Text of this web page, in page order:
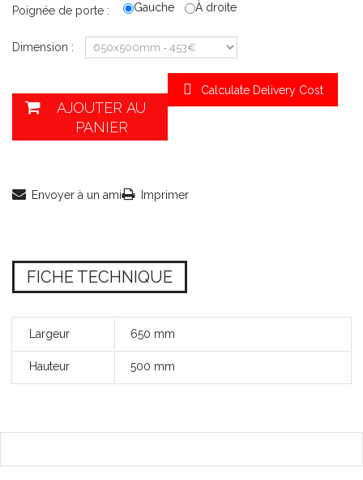
Poignée de porte : Gauche À droite
Dimension :
Calculate Delivery Cost
AJOUTER AU
PANIER
Envoyer à un ami Imprimer
FICHE TECHNIQUE
Largeur 650 mm
Hauteur 500 mm